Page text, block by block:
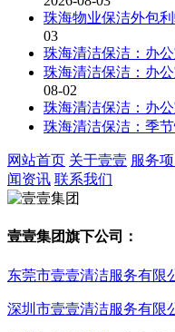
珠海物业保洁外包
03
珠海清洁保洁：办
珠海清洁保洁：办
08-02
珠海清洁保洁：办
珠海清洁保洁：季
网站首页 关于壹壹 服务项
闻资讯 联系我们
壹壹集团旗下公司：
东莞市壹壹清洁服务有限
深圳市壹壹清洁服务有限